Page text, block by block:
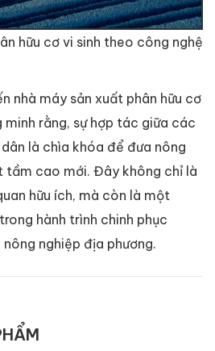
hữu cơ vi sinh theo công nghệ
nhà máy sản xuất phân hữu cơ
minh rằng, sự hợp tác giữa các
là chìa khóa để đưa nông
tầm cao mới. Đây không chỉ là
hữu ích, mà còn là một
hành trình chinh phục
nghiệp địa phương.